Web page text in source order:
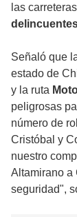
las
Señaló que
estado de
y la ruta
peligrosas
número de
Cristóbal y
nuestro
Altamirano a
seguridad",